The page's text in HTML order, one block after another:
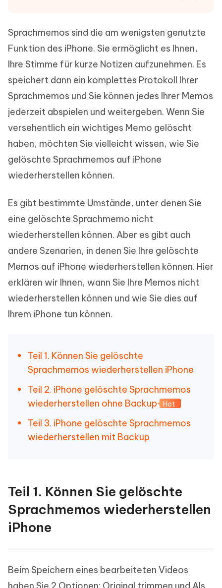
Sprachmemos sind die am wenigsten genutzte
Funktion des iPhone. Sie ermöglicht es Ihnen,
Ihre Stimme für kurze Notizen aufzunehmen. Es
speichert dann ein komplettes Protokoll Ihrer
Sprachmemos und Sie können jedes Ihrer Memos
jederzeit abspielen und weitergeben. Wenn Sie
versehentlich ein wichtiges Memo gelöscht
haben, möchten Sie vielleicht wissen, wie Sie
gelöschte Sprachmemos auf iPhone
wiederherstellen können.
Es gibt bestimmte Umstände, unter denen Sie
eine gelöschte Sprachmemo nicht
wiederherstellen können. Aber es gibt auch
andere Szenarien, in denen Sie Ihre gelöschte
Memos auf iPhone wiederherstellen können. Hier
erklären wir Ihnen, wann Sie Ihre Memos nicht
wiederherstellen können und wie Sie dies auf
Ihrem iPhone tun können.
Teil 1. Können Sie gelöschte
Sprachmemos wiederherstellen iPhone
Teil 2. iPhone gelöschte Sprachmemos
wiederherstellen ohne Backup
Hot
Teil 3. iPhone gelöschte Sprachmemos
wiederherstellen mit Backup
Teil 1. Können Sie gelöschte
Sprachmemos wiederherstellen
iPhone
Beim Speichern eines bearbeiteten Videos